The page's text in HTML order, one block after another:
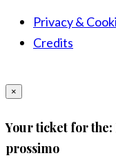
Privacy &
Credits
×
Your ticket for the:
prossimo